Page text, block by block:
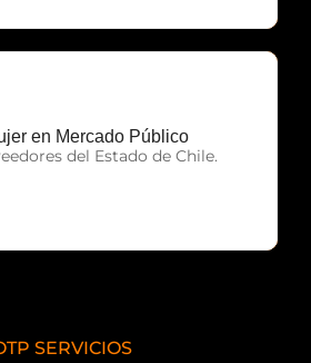
en Mercado Público
del Estado de Chile.
Servicios
SERVICIOS